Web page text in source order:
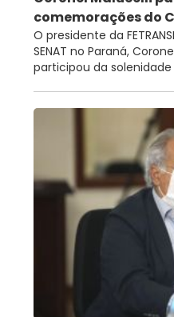
comemorações do
O presidente da
SENAT no Paraná,
participou da